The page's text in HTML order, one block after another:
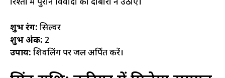
रिश्तों में पुराने विवादों को दोबारा न उठाएं।
शुभ रंग: सिल्वर
शुभ अंक: 2
उपाय: शिवलिंग पर जल अर्पित करें।